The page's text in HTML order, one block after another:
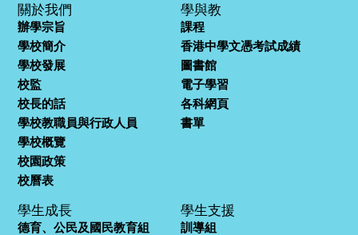
關於我們
辦學宗旨
學校簡介
學校發展
校監
校長的話
學校教職員與行政人員
學校概覽
校園政策
校曆表
學與教
課程
香港中學文憑考試成績
圖書館
電子學習
各科網頁
書單
學生成長
德育、公民及國民教育組
學生支援
訓導組